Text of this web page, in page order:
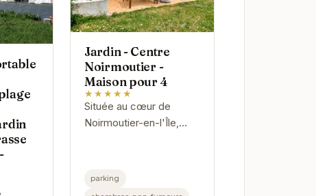
Jardin - Centre
Noirmoutier -
Maison pour 4
★★★★★
Située au cœur de
Noirmoutier-en-l'Île,
parking